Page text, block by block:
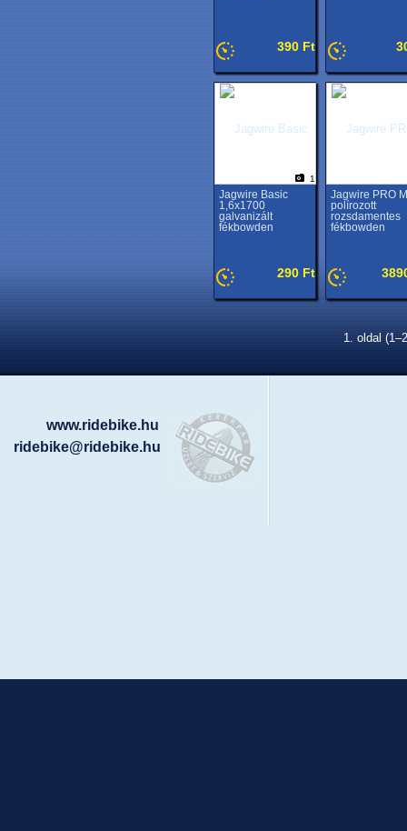
390 Ft
1
Jagwire Basic
1,6x1700
galvanizált
fékbowden
290 Ft
Jagwire PRO
polírozott
rozsdamentes
fékbowden
1. oldal
www.ridebike.hu
ridebike@ridebike.hu